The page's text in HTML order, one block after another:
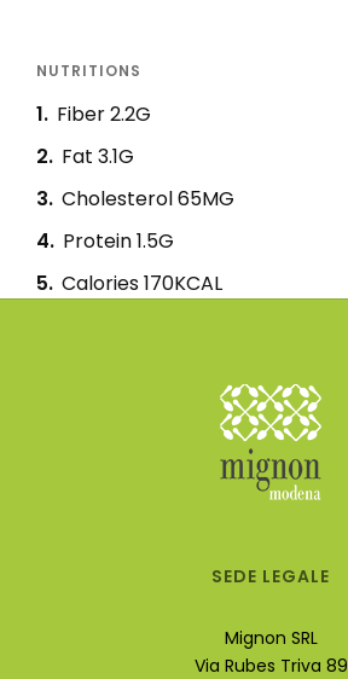
NUTRITIONS
1 Fiber 2.2G
2 Fat 3.1G
3 Cholesterol 65MG
4 Protein 1.5G
5 Calories 170KCAL
SEDE LEGALE
Mignon SRL
Via Rubes Triva 89